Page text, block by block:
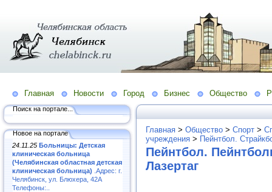
Главная Новости Город Бизнес Общество
Поиск на портале...
Новое на портале
24.11.25 Больницы: Детская
клиническая больница
(Челябинская областная детская
клиническая больница) .Адрес: г.
Челябинск, ул. Блюхера, 42А
Телефоны:..
Главная > Общество > Спорт >
учреждения > Пейнтбол.
Пейнтбол.
Лазертаг